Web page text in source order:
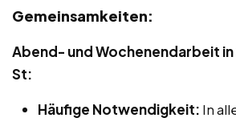
Gemeinsamkeiten:
Abend- und Wochenendarbeit in
St:
Häufige Notwendigkeit: In